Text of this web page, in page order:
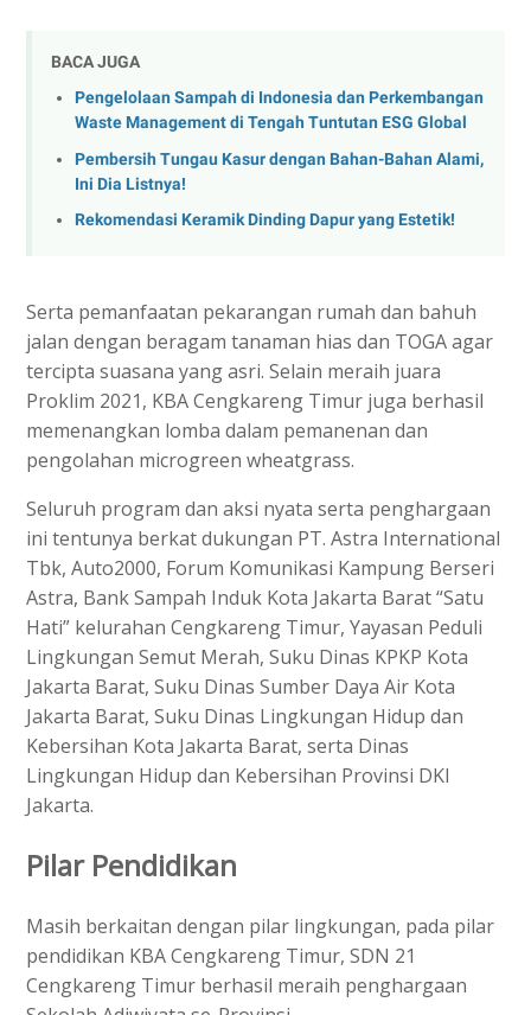
BACA JUGA
Pengelolaan Sampah di Indonesia dan Perkembangan
Waste Management di Tengah Tuntutan ESG Global
Pembersih Tungau Kasur dengan Bahan-Bahan Alami,
Ini Dia Listnya!
Rekomendasi Keramik Dinding Dapur yang Estetik!
Serta pemanfaatan pekarangan rumah dan bahuh
jalan dengan beragam tanaman hias dan TOGA agar
tercipta suasana yang asri. Selain meraih juara
Proklim 2021, KBA Cengkareng Timur juga berhasil
memenangkan lomba dalam pemanenan dan
pengolahan microgreen wheatgrass.
Seluruh program dan aksi nyata serta penghargaan
ini tentunya berkat dukungan PT. Astra International
Tbk, Auto2000, Forum Komunikasi Kampung Berseri
Astra, Bank Sampah Induk Kota Jakarta Barat “Satu
Hati” kelurahan Cengkareng Timur, Yayasan Peduli
Lingkungan Semut Merah, Suku Dinas KPKP Kota
Jakarta Barat, Suku Dinas Sumber Daya Air Kota
Jakarta Barat, Suku Dinas Lingkungan Hidup dan
Kebersihan Kota Jakarta Barat, serta Dinas
Lingkungan Hidup dan Kebersihan Provinsi DKI
Jakarta.
Pilar Pendidikan
Masih berkaitan dengan pilar lingkungan, pada pilar
pendidikan KBA Cengkareng Timur, SDN 21
Cengkareng Timur berhasil meraih penghargaan